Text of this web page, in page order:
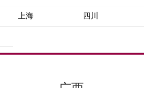
上海 四川